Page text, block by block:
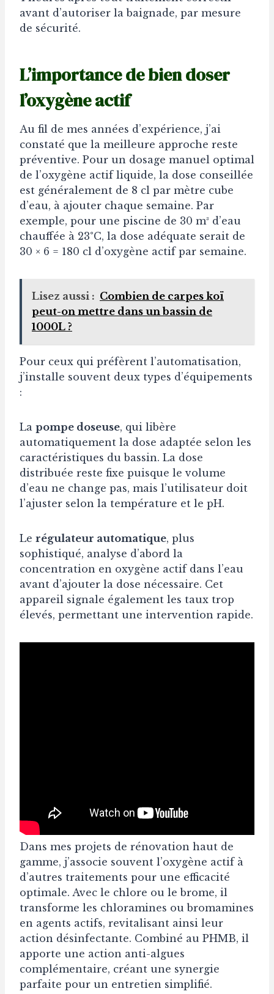
avant d’autoriser la baignade, par mesure
de sécurité.
L’importance de bien doser
l’oxygène actif
Au fil de mes années d’expérience, j’ai
constaté que la meilleure approche reste
préventive. Pour un dosage manuel optimal
de l’oxygène actif liquide, la dose conseillée
est généralement de 8 cl par mètre cube
d’eau, à ajouter chaque semaine. Par
exemple, pour une piscine de 30 m³ d’eau
chauffée à 23°C, la dose adéquate serait de
30 × 6 = 180 cl d’oxygène actif par semaine.
Lisez aussi : Combien de carpes koï
peut-on mettre dans un bassin de
1000L ?
Pour ceux qui préfèrent l’automatisation,
j’installe souvent deux types d’équipements
:
La pompe doseuse, qui libère
automatiquement la dose adaptée selon les
caractéristiques du bassin. La dose
distribuée reste fixe puisque le volume
d’eau ne change pas, mais l’utilisateur doit
l’ajuster selon la température et le pH.
Le régulateur automatique, plus
sophistiqué, analyse d’abord la
concentration en oxygène actif dans l’eau
avant d’ajouter la dose nécessaire. Cet
appareil signale également les taux trop
élevés, permettant une intervention rapide.
Dans mes projets de rénovation haut de
gamme, j’associe souvent l’oxygène actif à
d’autres traitements pour une efficacité
optimale. Avec le chlore ou le brome, il
transforme les chloramines ou bromamines
en agents actifs, revitalisant ainsi leur
action désinfectante. Combiné au PHMB, il
apporte une action anti-algues
complémentaire, créant une synergie
parfaite pour un entretien simplifié.